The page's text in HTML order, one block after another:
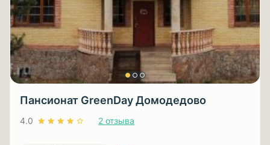
Пансионат GreenDay Домодедово
4.0 2 отзыва